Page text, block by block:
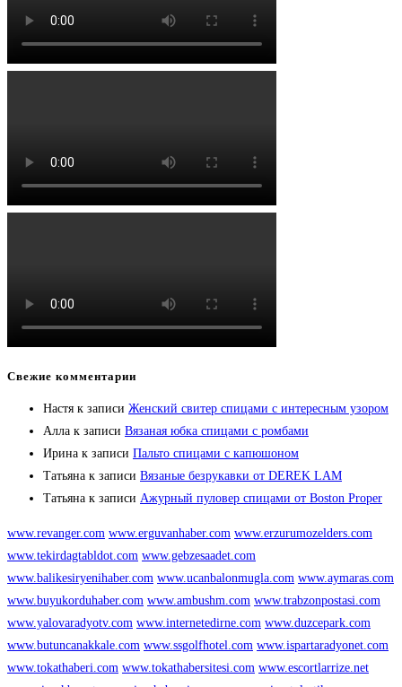
Свежие комментарии
Настя к записи Женский свитер спицами с интересным узором
Алла к записи Вязаная юбка спицами с ромбами
Ирина к записи Пальто спицами с капюшоном
Татьяна к записи Вязаные безрукавки от DEREK LAM
Татьяна к записи Ажурный пуловер спицами от Boston Proper
www.revanger.com www.erguvanhaber.com www.erzurumozelders.com
www.tekirdagtabldot.com www.gebzesaadet.com
www.balikesiryenihaber.com www.ucanbalonmugla.com www.aymaras.com
www.buyukorduhaber.com www.ambushm.com www.trabzonpostasi.com
www.yalovaradyotv.com www.internetedirne.com www.duzcepark.com
www.butuncanakkale.com www.ssgolfhotel.com www.ispartaradyonet.com
www.tokathaberi.com www.tokathabersitesi.com www.escortlarrize.net